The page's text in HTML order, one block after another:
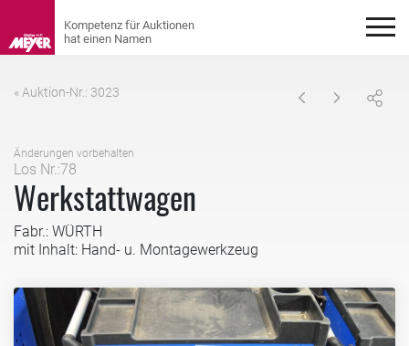
« Auktion-Nr.: 3023
Änderungen vorbehalten
Los Nr.:78
Werkstattwagen
Fabr.: WÜRTH
mit Inhalt: Hand- u. Montagewerkzeug